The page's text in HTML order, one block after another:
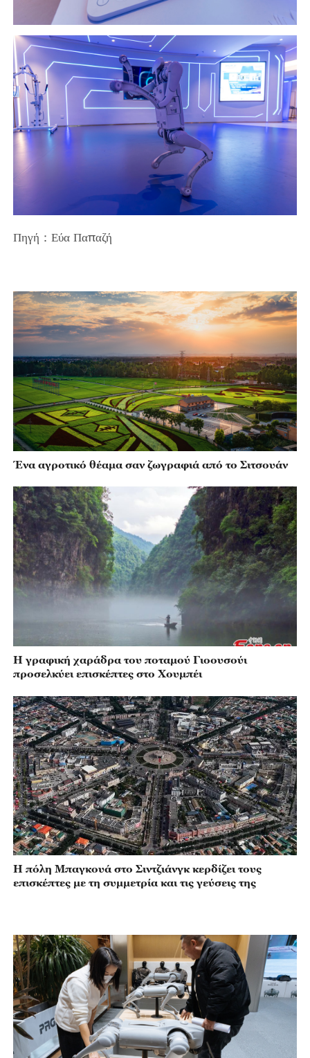
Πηγή：Εύα Παπαζή
Ένα αγροτικό θέαμα σαν ζωγραφιά από το Σιτσουάν
Η γραφική χαράδρα του ποταμού Γιοουσούι
προσελκύει επισκέπτες στο Χουμπέι
Η πόλη Μπαγκουά στο Σιντζιάνγκ κερδίζει τους
επισκέπτες με τη συμμετρία και τις γεύσεις της